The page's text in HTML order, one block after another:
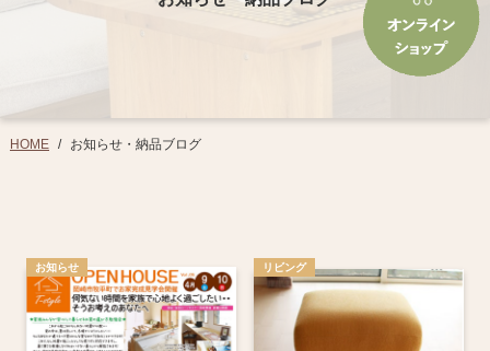
HOME / お知らせ・納品ブログ
お知らせ リビング